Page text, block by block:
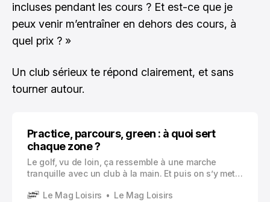
incluses pendant les cours ? Et est-ce que je
peux venir m’entraîner en dehors des cours, à
quel prix ? »
Un club sérieux te répond clairement, et sans
tourner autour.
Practice, parcours, green : à quoi sert
chaque zone ?
Le golf, vu de loin, ça ressemble à une marche
tranquille avec un club à la main. Et puis on s’y met
détails.Le Mag Loisirs Le Mag Loisirs